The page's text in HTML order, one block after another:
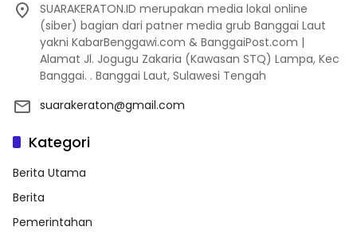
SUARAKERATON.ID merupakan media lokal online
(siber) bagian dari patner media grub Banggai Laut
yakni KabarBenggawi.com & BanggaiPost.com |
Alamat Jl. Jogugu Zakaria (Kawasan STQ) Lampa, Kec
Banggai. . Banggai Laut, Sulawesi Tengah
suarakeraton@gmail.com
Kategori
Berita Utama
Berita
Pemerintahan